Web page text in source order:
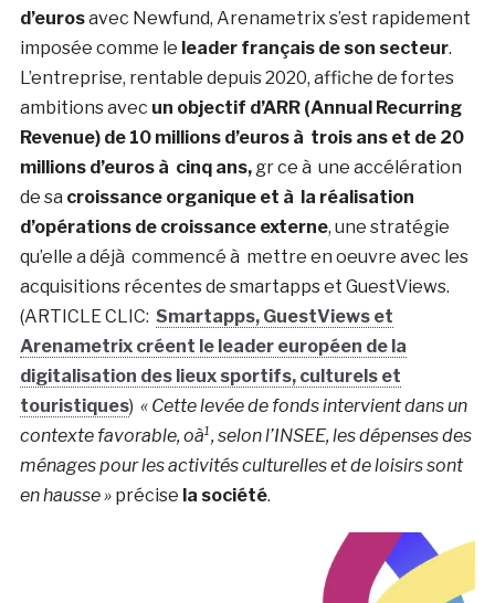
d’eurosavec Newfund, Arenametrix s’est rapidement
imposée comme le leader français de son secteur.
L’entreprise, rentable depuis 2020, affiche de fortes
ambitions avec un objectif d’ARR (Annual Recurring
Revenue) de 10 millions d’euros à trois ans et de 20
millions d’euros à cinq ans,gr ce à une accélération
de sa croissance organique et à la réalisation
d’opérations de croissance externe, une stratégie
qu’elle a déjà commencé à mettre en oeuvre avec les
acquisitions récentes de smartapps et GuestViews.
(ARTICLE CLIC: Smartapps, GuestViews et
Arenametrix créent le leader européen de la
digitalisation des lieux sportifs, culturels et
touristiques) « Cette levée de fonds intervient dans un
contexte favorable, oà¹, selon l’INSEE, les dépenses des
ménages pour les activités culturelles et de loisirs sont
en hausse »précise la société.